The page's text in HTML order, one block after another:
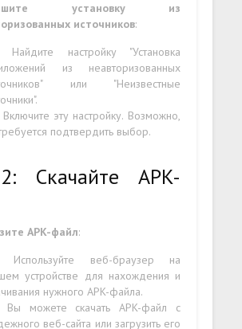
установку из
источников:
Найдите настройку "Установка
из неавторизованных
или "Неизвестные
Включите эту настройку. Возможно,
подтвердить выбор.
Скачайте APK-
APK-файл:
Используйте веб-браузер на
устройстве для нахождения и
нужного APK-файла.
Вы можете скачать APK-файл с
веб-сайта или загрузить его